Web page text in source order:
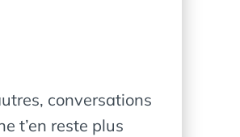
conversations
t’en reste plus